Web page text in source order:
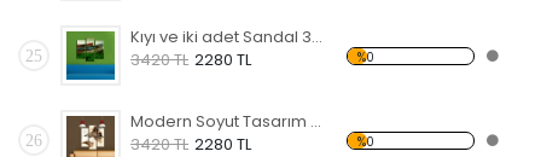
25
Kıyı ve iki adet Sandal 3 Temalı Kanvas Tablo
3420 TL 2280 TL %0
26
Modern Soyut Tasarım 26 Kanvas Tablo
3420 TL 2280 TL %0